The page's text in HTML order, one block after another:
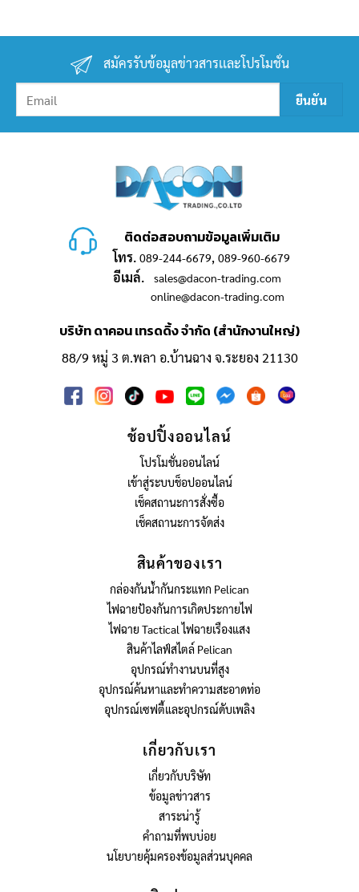
สมัครรับข้อมูลข่าวสารเเละโปรโมชั่น
ติดต่อสอบถามข้อมูลเพิ่มเติม
โทร. 089-244-6679, 089-960-6679
อีเมล์.
sales@dacon-trading.com
online@dacon-trading.com
บริษัท ดาคอน เทรดดิ้ง จำกัด (สำนักงานใหญ่)
88/9 หมู่ 3 ต.พลา อ.บ้านฉาง จ.ระยอง 21130
ช้อปปิ้งออนไลน์
โปรโมชั่นออนไลน์
เข้าสู่ระบบช็อปออนไลน์
เช็คสถานะการสั่งซื้อ
เช็คสถานะการจัดส่ง
สินค้าของเรา
กล่องกันน้ำกันกระแทก Pelican
ไฟฉายป้องกันการเกิดประกายไฟ
ไฟฉาย Tactical ไฟฉายเรืองแสง
สินค้าไลฟ์สไตล์ Pelican
อุปกรณ์ทำงานบนที่สูง
อุปกรณ์ค้นหาและทำความสะอาดท่อ
อุปกรณ์เซฟตี้และอุปกรณ์ดับเพลิง
เกี่ยวกับเรา
เกี่ยวกับบริษัท
ข้อมูลข่าวสาร
สาระน่ารู้
คำถามที่พบบ่อย
นโยบายคุ้มครองข้อมูลส่วนบุคคล